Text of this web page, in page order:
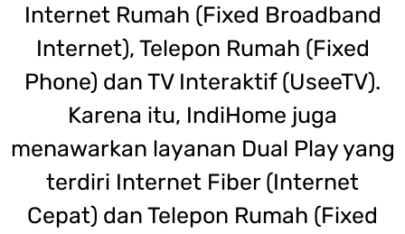
Internet Rumah (Fixed Broadband
Internet), Telepon Rumah (Fixed
Phone) dan TV Interaktif (UseeTV).
Karena itu, IndiHome juga
menawarkan layanan Dual Play yang
terdiri Internet Fiber (Internet
Cepat) dan Telepon Rumah (Fixed